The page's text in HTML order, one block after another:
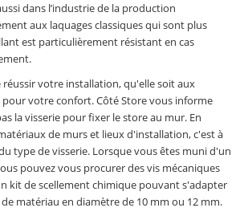
dans l’industrie de la production
aux laquages classiques qui sont plus
est particulièrement résistant en cas
votre installation, qu'elle soit aux
votre confort. Côté Store vous informe
la visserie pour fixer le store au mur. En
de murs et lieux d'installation, c'est à
type de visserie. Lorsque vous êtes muni d'un
pouvez vous procurer des vis mécaniques
kit de scellement chimique pouvant s'adapter
matériau en diamètre de 10 mm ou 12 mm.